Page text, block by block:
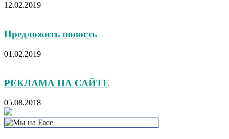
12.02.2019
Предложить новость
01.02.2019
РЕКЛАМА НА САЙТЕ
05.08.2018